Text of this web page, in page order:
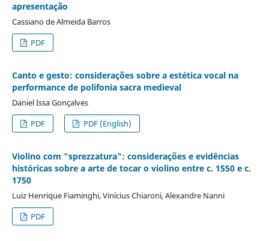
apresentação
Cassiano de Almeida Barros
PDF
Canto e gesto: considerações sobre a estética vocal na
performance de polifonia sacra medieval
Daniel Issa Gonçalves
PDF
PDF (English)
Violino com "sprezzatura": considerações e evidências
históricas sobre a arte de tocar o violino entre c. 1550 e c.
1750
Luiz Henrique Fiaminghi, Vinícius Chiaroni, Alexandre Nanni
PDF